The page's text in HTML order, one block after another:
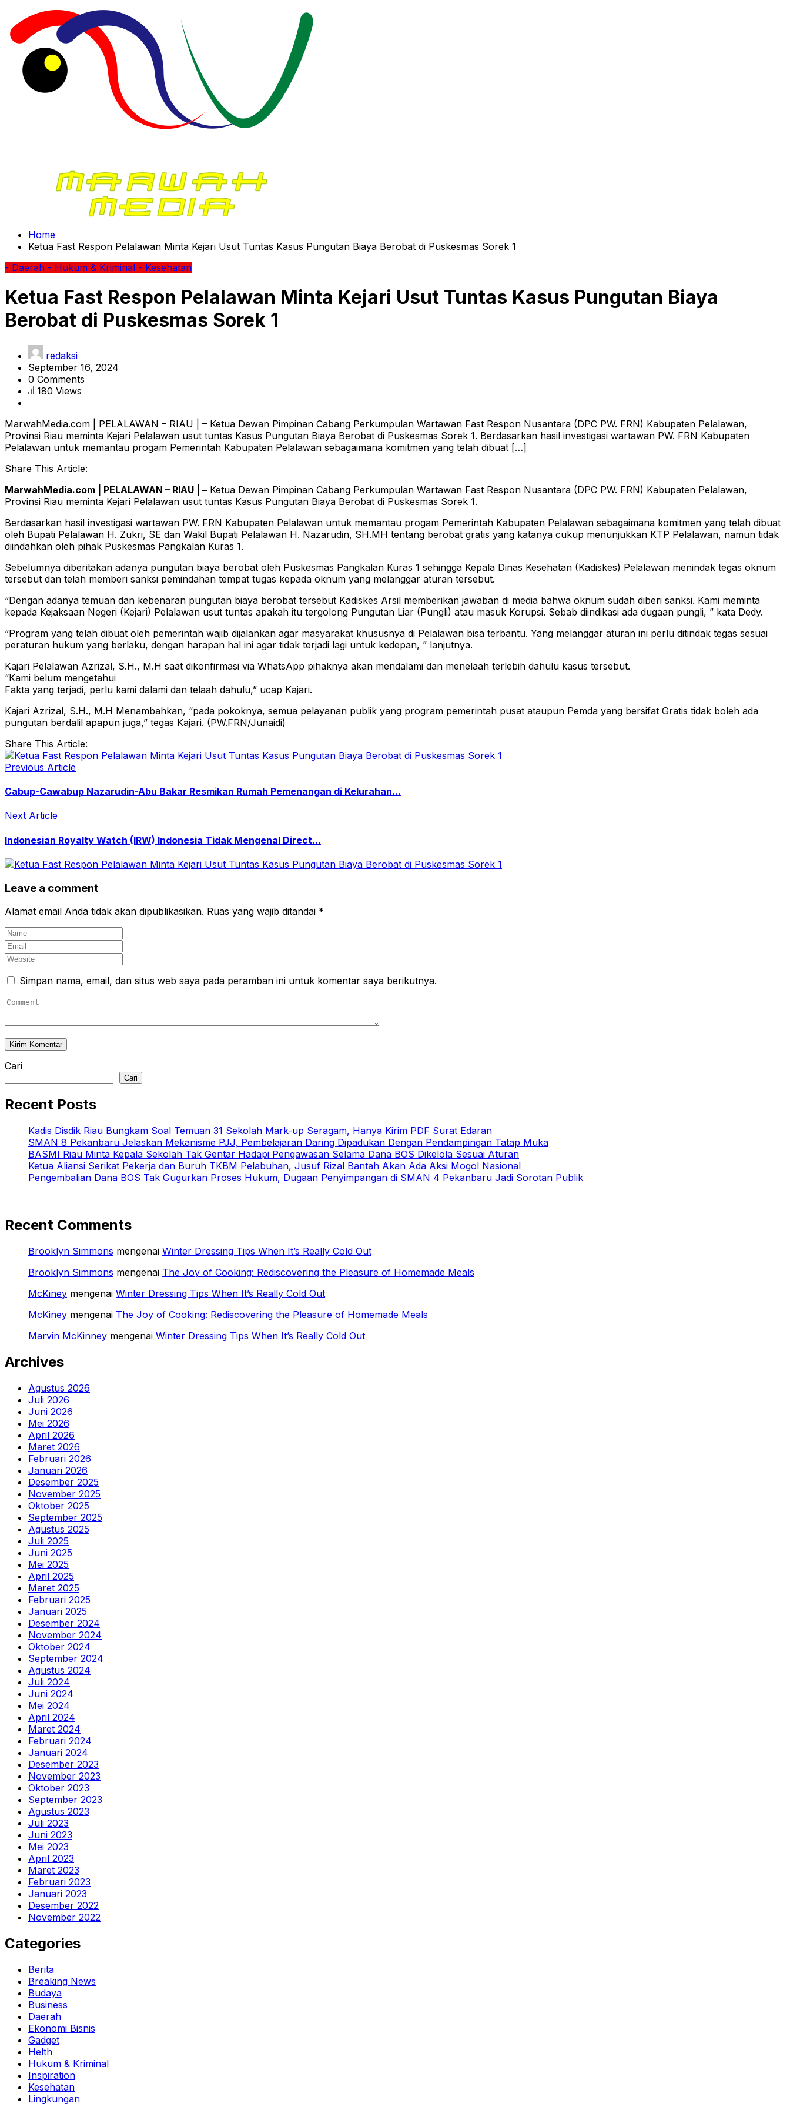
Home
Ketua Fast Respon Pelalawan Minta Kejari Usut Tuntas Kasus Pungutan Biaya Berobat di Puskesmas Sorek 1
- Daerah - Hukum & Kriminal - Kesehatan
Ketua Fast Respon Pelalawan Minta Kejari Usut Tuntas Kasus Pungutan Biaya
Berobat di Puskesmas Sorek 1
redaksi
September 16, 2024
0 Comments
180 Views
MarwahMedia.com | PELALAWAN – RIAU | – Ketua Dewan Pimpinan Cabang Perkumpulan Wartawan Fast Respon Nusantara (DPC PW. FRN) Kabupaten Pelalawan,
Provinsi Riau meminta Kejari Pelalawan usut tuntas Kasus Pungutan Biaya Berobat di Puskesmas Sorek 1. Berdasarkan hasil investigasi wartawan PW. FRN Kabupaten
Pelalawan untuk memantau progam Pemerintah Kabupaten Pelalawan sebagaimana komitmen yang telah dibuat […]
Share This Article:
MarwahMedia.com | PELALAWAN – RIAU | – Ketua Dewan Pimpinan Cabang Perkumpulan Wartawan Fast Respon Nusantara (DPC PW. FRN) Kabupaten Pelalawan,
Provinsi Riau meminta Kejari Pelalawan usut tuntas Kasus Pungutan Biaya Berobat di Puskesmas Sorek 1.
Berdasarkan hasil investigasi wartawan PW. FRN Kabupaten Pelalawan untuk memantau progam Pemerintah Kabupaten Pelalawan sebagaimana komitmen yang telah dibuat
oleh Bupati Pelalawan H. Zukri, SE dan Wakil Bupati Pelalawan H. Nazarudin, SH.MH tentang berobat gratis yang katanya cukup menunjukkan KTP Pelalawan, namun tidak
diindahkan oleh pihak Puskesmas Pangkalan Kuras 1.
Sebelumnya diberitakan adanya pungutan biaya berobat oleh Puskesmas Pangkalan Kuras 1 sehingga Kepala Dinas Kesehatan (Kadiskes) Pelalawan menindak tegas oknum
tersebut dan telah memberi sanksi pemindahan tempat tugas kepada oknum yang melanggar aturan tersebut.
“Dengan adanya temuan dan kebenaran pungutan biaya berobat tersebut Kadiskes Arsil memberikan jawaban di media bahwa oknum sudah diberi sanksi. Kami meminta
kepada Kejaksaan Negeri (Kejari) Pelalawan usut tuntas apakah itu tergolong Pungutan Liar (Pungli) atau masuk Korupsi. Sebab diindikasi ada dugaan pungli, ” kata Dedy.
“Program yang telah dibuat oleh pemerintah wajib dijalankan agar masyarakat khususnya di Pelalawan bisa terbantu. Yang melanggar aturan ini perlu ditindak tegas sesuai
peraturan hukum yang berlaku, dengan harapan hal ini agar tidak terjadi lagi untuk kedepan, ” lanjutnya.
Kajari Pelalawan Azrizal, S.H., M.H saat dikonfirmasi via WhatsApp pihaknya akan mendalami dan menelaah terlebih dahulu kasus tersebut.
“Kami belum mengetahui
Fakta yang terjadi, perlu kami dalami dan telaah dahulu,” ucap Kajari.
Kajari Azrizal, S.H., M.H Menambahkan, “pada pokoknya, semua pelayanan publik yang program pemerintah pusat ataupun Pemda yang bersifat Gratis tidak boleh ada
pungutan berdalil apapun juga,” tegas Kajari. (PW.FRN/Junaidi)
Share This Article:
Previous Article
Cabup-Cawabup Nazarudin-Abu Bakar Resmikan Rumah Pemenangan di Kelurahan...
Next Article
Indonesian Royalty Watch (IRW) Indonesia Tidak Mengenal Direct...
Leave a comment
Alamat email Anda tidak akan dipublikasikan. Ruas yang wajib ditandai *
Simpan nama, email, dan situs web saya pada peramban ini untuk komentar saya berikutnya.
Cari
Cari
Recent Posts
Kadis Disdik Riau Bungkam Soal Temuan 31 Sekolah Mark-up Seragam, Hanya Kirim PDF Surat Edaran
SMAN 8 Pekanbaru Jelaskan Mekanisme PJJ, Pembelajaran Daring Dipadukan Dengan Pendampingan Tatap Muka
BASMI Riau Minta Kepala Sekolah Tak Gentar Hadapi Pengawasan Selama Dana BOS Dikelola Sesuai Aturan
Ketua Aliansi Serikat Pekerja dan Buruh TKBM Pelabuhan, Jusuf Rizal Bantah Akan Ada Aksi Mogol Nasional
Pengembalian Dana BOS Tak Gugurkan Proses Hukum, Dugaan Penyimpangan di SMAN 4 Pekanbaru Jadi Sorotan Publik
Recent Comments
Brooklyn Simmons mengenai Winter Dressing Tips When It’s Really Cold Out
Brooklyn Simmons mengenai The Joy of Cooking: Rediscovering the Pleasure of Homemade Meals
McKiney mengenai Winter Dressing Tips When It’s Really Cold Out
McKiney mengenai The Joy of Cooking: Rediscovering the Pleasure of Homemade Meals
Marvin McKinney mengenai Winter Dressing Tips When It’s Really Cold Out
Archives
Agustus 2026
Juli 2026
Juni 2026
Mei 2026
April 2026
Maret 2026
Februari 2026
Januari 2026
Desember 2025
November 2025
Oktober 2025
September 2025
Agustus 2025
Juli 2025
Juni 2025
Mei 2025
April 2025
Maret 2025
Februari 2025
Januari 2025
Desember 2024
November 2024
Oktober 2024
September 2024
Agustus 2024
Juli 2024
Juni 2024
Mei 2024
April 2024
Maret 2024
Februari 2024
Januari 2024
Desember 2023
November 2023
Oktober 2023
September 2023
Agustus 2023
Juli 2023
Juni 2023
Mei 2023
April 2023
Maret 2023
Februari 2023
Januari 2023
Desember 2022
November 2022
Categories
Berita
Breaking News
Budaya
Business
Daerah
Ekonomi Bisnis
Gadget
Helth
Hukum & Kriminal
Inspiration
Kesehatan
Lingkungan